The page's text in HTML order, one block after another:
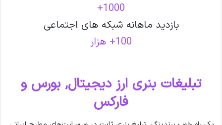
1000+
بازدید ماهانه شبکه های اجتماعی
100+ هزار
تبلیغات بنری ارز دیجیتال, بورس و
فارکس